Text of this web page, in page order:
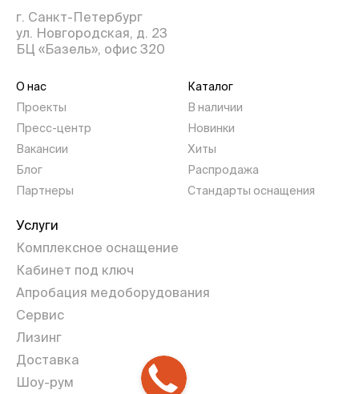
г. Санкт-Петербург
ул. Новгородская, д. 23
БЦ «Базель», офис 320
О нас
Проекты
Пресс-центр
Вакансии
Блог
Партнеры
Каталог
В наличии
Новинки
Хиты
Распродажа
Стандарты оснащения
Услуги
Комплексное оснащение
Кабинет под ключ
Апробация медоборудования
Сервис
Лизинг
Доставка
Шоу-рум